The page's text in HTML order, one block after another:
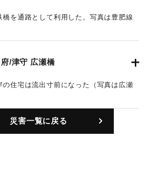
橋を通路として利用した。写真は豊肥線
/津守 広瀬橋
の住宅は流出寸前になった（写真は広瀬
災害一覧に戻る